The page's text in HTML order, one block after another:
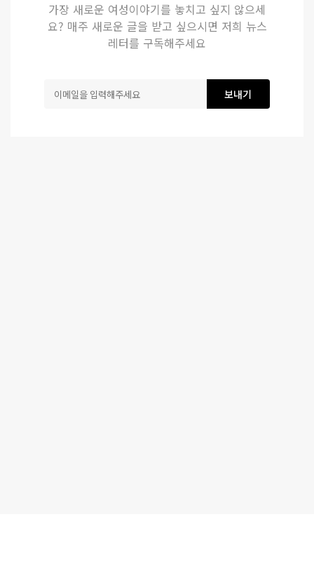
가장 새로운 여성이야기를 놓치고 싶지 않으세
요? 매주 새로운 글을 받고 싶으시면 저희 뉴스
레터를 구독해주세요
보내기